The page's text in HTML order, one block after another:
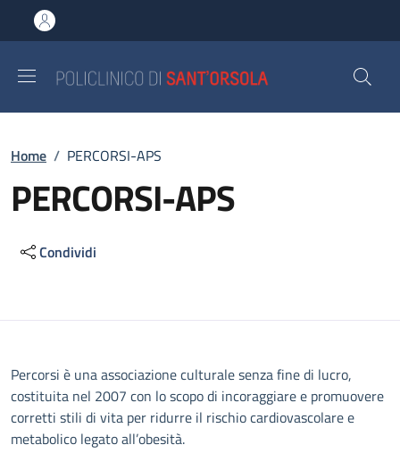
al contenuto principale
to footer content
Briciole di pane
Home / PERCORSI-APS
PERCORSI-APS
Condividi
Descrizione
Percorsi è una associazione culturale senza fine di lucro,
costituita nel 2007 con lo scopo di incoraggiare e promuovere
corretti stili di vita per ridurre il rischio cardiovascolare e
metabolico legato all’obesità.